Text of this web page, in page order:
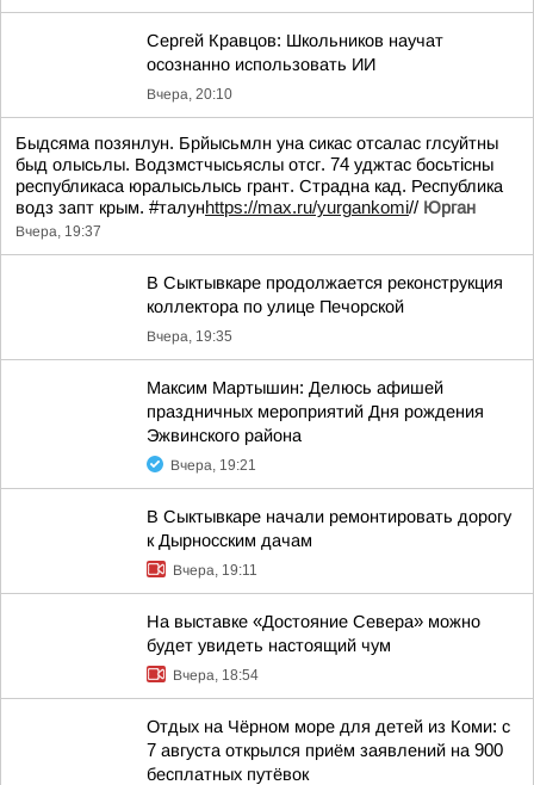
Сергей Кравцов: Школьников научат
осознанно использовать ИИ
Вчера, 20:10
Быдсяма позянлун. Брйысьмлн уна сикас отсалас глсуйтны
быд олысьлы. Водзмстчысьяслы отсг. 74 уджтас босьтiсны
республикаса юралысьлысь грант. Страдна кад. Республика
водз запт крым. #талунhttps://max.ru/yurgankomi// Юрган
Вчера, 19:37
В Сыктывкаре продолжается реконструкция
коллектора по улице Печорской
Вчера, 19:35
Максим Мартышин: Делюсь афишей
праздничных мероприятий Дня рождения
Эжвинского района
Вчера, 19:21
В Сыктывкаре начали ремонтировать дорогу
к Дырносским дачам
Вчера, 19:11
На выставке «Достояние Севера» можно
будет увидеть настоящий чум
Вчера, 18:54
Отдых на Чёрном море для детей из Коми: с
7 августа открылся приём заявлений на 900
бесплатных путёвок